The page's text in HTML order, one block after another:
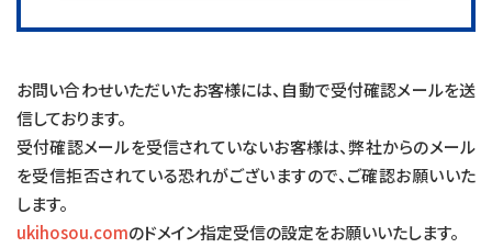
お問い合わせいただいたお客様には、自動で受付確認メールを送
信しております。
受付確認メールを受信されていないお客様は、弊社からのメール
を受信拒否されている恐れがございますので、ご確認お願いいた
します。
ukihosou.comのドメイン指定受信の設定をお願いいたします。